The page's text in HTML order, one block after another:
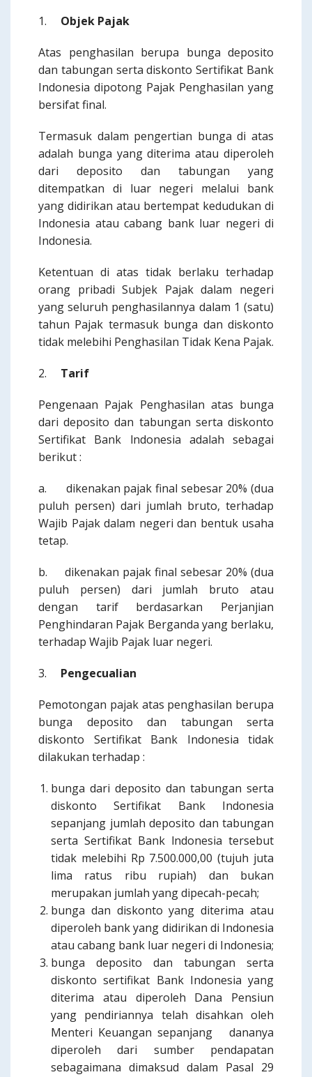
1. Objek Pajak
Atas penghasilan berupa bunga deposito
dan tabungan serta diskonto Sertifikat Bank
Indonesia dipotong Pajak Penghasilan yang
bersifat final.
Termasuk dalam pengertian bunga di atas
adalah bunga yang diterima atau diperoleh
dari deposito dan tabungan yang
ditempatkan di luar negeri melalui bank
yang didirikan atau bertempat kedudukan di
Indonesia atau cabang bank luar negeri di
Indonesia.
Ketentuan di atas tidak berlaku terhadap
orang pribadi Subjek Pajak dalam negeri
yang seluruh penghasilannya dalam 1 (satu)
tahun Pajak termasuk bunga dan diskonto
tidak melebihi Penghasilan Tidak Kena Pajak.
2. Tarif
Pengenaan Pajak Penghasilan atas bunga
dari deposito dan tabungan serta diskonto
Sertifikat Bank lndonesia adalah sebagai
berikut :
a. dikenakan pajak final sebesar 20% (dua
puluh persen) dari jumlah bruto, terhadap
Wajib Pajak dalam negeri dan bentuk usaha
tetap.
b. dikenakan pajak final sebesar 20% (dua
puluh persen) dari jumlah bruto atau
dengan tarif berdasarkan Perjanjian
Penghindaran Pajak Berganda yang berlaku,
terhadap Wajib Pajak luar negeri.
3. Pengecualian
Pemotongan pajak atas penghasilan berupa
bunga deposito dan tabungan serta
diskonto Sertifikat Bank Indonesia tidak
dilakukan terhadap :
bunga dari deposito dan tabungan serta
diskonto Sertifikat Bank Indonesia
sepanjang jumlah deposito dan tabungan
serta Sertifikat Bank lndonesia tersebut
tidak melebihi Rp 7.500.000,00 (tujuh juta
lima ratus ribu rupiah) dan bukan
merupakan jumlah yang dipecah-pecah;
bunga dan diskonto yang diterima atau
diperoleh bank yang didirikan di Indonesia
atau cabang bank luar negeri di Indonesia;
bunga deposito dan tabungan serta
diskonto sertifikat Bank Indonesia yang
diterima atau diperoleh Dana Pensiun
yang pendiriannya telah disahkan oleh
Menteri Keuangan sepanjang dananya
diperoleh dari sumber pendapatan
sebagaimana dimaksud dalam Pasal 29